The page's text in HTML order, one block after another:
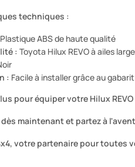
techniques :
Plastique ABS de haute qualité
: Toyota Hilux REVO à ailes
: Facile à installer grâce au
pour équiper votre Hilux
dès maintenant et partez à
votre partenaire pour toutes